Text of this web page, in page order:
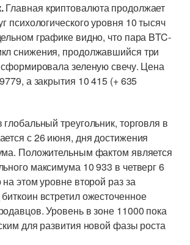
Главная криптовалюта продолжает
психологического уровня 10 тысяч
графике видно, что пара BTC-
снижения, продолжавшийся три
зеленую свечу. Цена
а закрытия 10 415 (+ 635
треугольник, торговля в
с 26 июня, дня достижения
Положительным фактом является
максимума 10 933 в четверг 6
этом уровне второй раз за
встретил ожесточенное
Уровень в зоне 11000 пока
для развития новой фазы роста